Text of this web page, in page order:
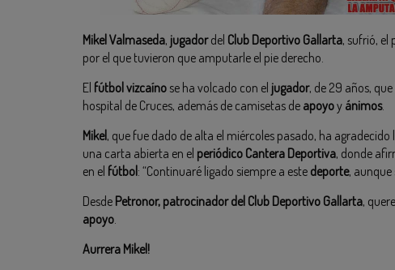
Mikel Valmaseda, jugadordel Club Deportivo Gallarta, sufrió, el
por el que tuvieron que amputarle el pie derecho.
El fútbol vizcaíno se ha volcado con el jugador, de 29 años,
hospital de Cruces, además de camisetas de apoyoy ánimos.
Mikel, que fue dado de alta el miércoles pasado, ha agradecido
una carta abierta en el periódico Cantera Deportiva, donde
en el fútbol: “Continuaré ligado siempre a este deporte, aunque
Desde Petronor, patrocinador del Club Deportivo Gallarta,
apoyo
Aurrera Mikel!